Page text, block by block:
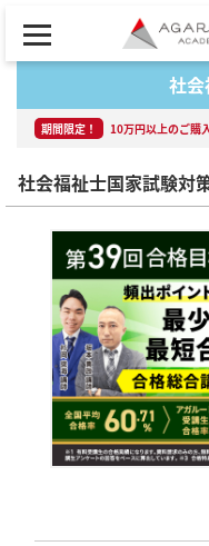
社
期間限定！ 10万円以上のご購
社会福祉士国家試験対